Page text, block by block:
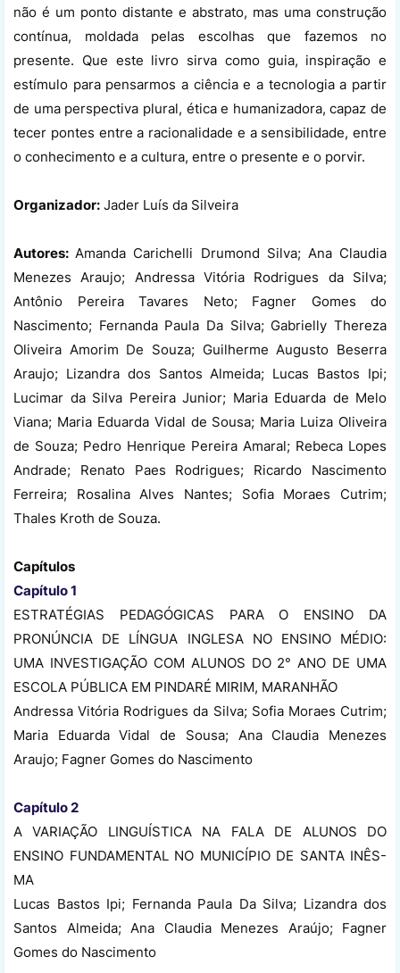
não é um ponto distante e abstrato, mas uma construção
contínua, moldada pelas escolhas que fazemos no
presente. Que este livro sirva como guia, inspiração e
estímulo para pensarmos a ciência e a tecnologia a partir
de uma perspectiva plural, ética e humanizadora, capaz de
tecer pontes entre a racionalidade e a sensibilidade, entre
o conhecimento e a cultura, entre o presente e o porvir.
Organizador: Jader Luís da Silveira
Autores:Amanda Carichelli Drumond Silva; Ana Claudia
Menezes Araujo; Andressa Vitória Rodrigues da Silva;
Antônio Pereira Tavares Neto; Fagner Gomes do
Nascimento; Fernanda Paula Da Silva; Gabrielly Thereza
Oliveira Amorim De Souza; Guilherme Augusto Beserra
Araujo; Lizandra dos Santos Almeida; Lucas Bastos Ipi;
Lucimar da Silva Pereira Junior; Maria Eduarda de Melo
Viana; Maria Eduarda Vidal de Sousa; Maria Luiza Oliveira
de Souza; Pedro Henrique Pereira Amaral; Rebeca Lopes
Andrade; Renato Paes Rodrigues; Ricardo Nascimento
Ferreira; Rosalina Alves Nantes; Sofia Moraes Cutrim;
Thales Kroth de Souza.
Capítulos
Capítulo 1
ESTRATÉGIAS PEDAGÓGICAS PARA O ENSINO DA
PRONÚNCIA DE LÍNGUA INGLESA NO ENSINO MÉDIO:
UMA INVESTIGAÇÃO COM ALUNOS DO 2° ANO DE UMA
ESCOLA PÚBLICA EM PINDARÉ MIRIM, MARANHÃO
Andressa Vitória Rodrigues da Silva; Sofia Moraes Cutrim;
Maria Eduarda Vidal de Sousa; Ana Claudia Menezes
Araujo; Fagner Gomes do Nascimento
Capítulo 2
A VARIAÇÃO LINGUÍSTICA NA FALA DE ALUNOS DO
ENSINO FUNDAMENTAL NO MUNICÍPIO DE SANTA INÊS-
MA
Lucas Bastos Ipi; Fernanda Paula Da Silva; Lizandra dos
Santos Almeida; Ana Claudia Menezes Araújo; Fagner
Gomes do Nascimento